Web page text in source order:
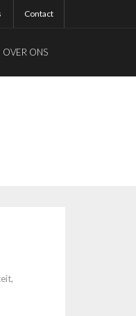
Contact
OVER ONS
,